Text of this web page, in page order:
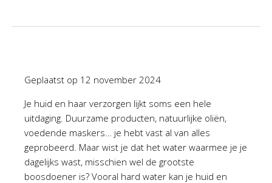
Geplaatst op 12 november 2024
Je huid en haar verzorgen lijkt soms een hele
uitdaging. Duurzame producten, natuurlijke oliën,
voedende maskers… je hebt vast al van alles
geprobeerd. Maar wist je dat het water waarmee je je
dagelijks wast, misschien wel de grootste
boosdoener is? Vooral hard water kan je huid en